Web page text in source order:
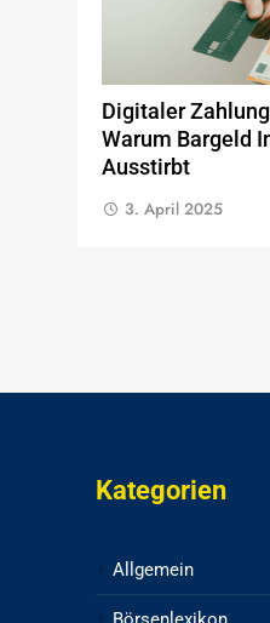
Digitaler
Warum Bargeld
Ausstirbt
3. April 2025
Kategorien
Allgemein